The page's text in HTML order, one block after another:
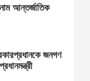
আন্তর্জাতিক
জনগণ